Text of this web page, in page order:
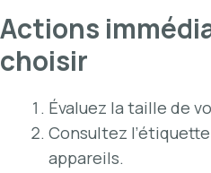
Actions
choisir
Évaluez la taille de
Consultez
appareils.